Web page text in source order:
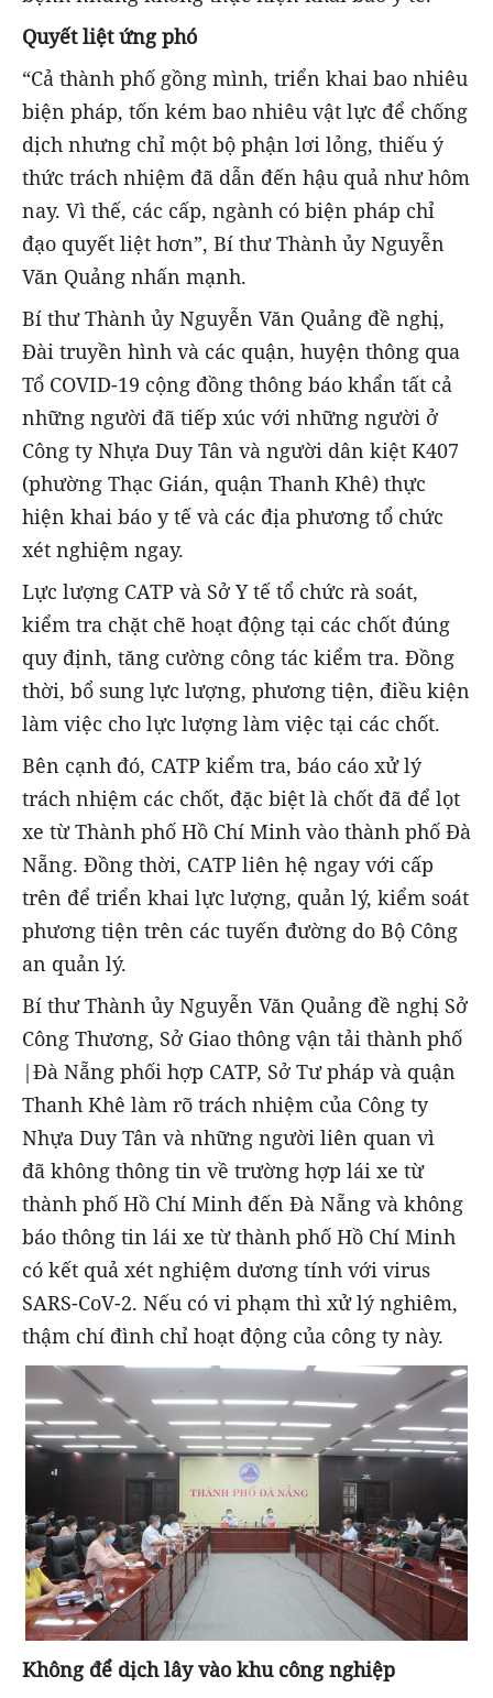
Quyết liệt ứng phó
“Cả thành phố gồng mình, triển khai bao nhiêu
biện pháp, tốn kém bao nhiêu vật lực để chống
dịch nhưng chỉ một bộ phận lơi lỏng, thiếu ý
thức trách nhiệm đã dẫn đến hậu quả như hôm
nay. Vì thế, các cấp, ngành có biện pháp chỉ
đạo quyết liệt hơn”, Bí thư Thành ủy Nguyễn
Văn Quảng nhấn mạnh.
Bí thư Thành ủy Nguyễn Văn Quảng đề nghị,
Đài truyền hình và các quận, huyện thông qua
Tổ COVID-19 cộng đồng thông báo khẩn tất cả
những người đã tiếp xúc với những người ở
Công ty Nhựa Duy Tân và người dân kiệt K407
(phường Thạc Gián, quận Thanh Khê) thực
hiện khai báo y tế và các địa phương tổ chức
xét nghiệm ngay.
Lực lượng CATP và Sở Y tế tổ chức rà soát,
kiểm tra chặt chẽ hoạt động tại các chốt đúng
quy định, tăng cường công tác kiểm tra. Đồng
thời, bổ sung lực lượng, phương tiện, điều kiện
làm việc cho lực lượng làm việc tại các chốt.
Bên cạnh đó, CATP kiểm tra, báo cáo xử lý
trách nhiệm các chốt, đặc biệt là chốt đã để lọt
xe từ Thành phố Hồ Chí Minh vào thành phố Đà
Nẵng. Đồng thời, CATP liên hệ ngay với cấp
trên để triển khai lực lượng, quản lý, kiểm soát
phương tiện trên các tuyến đường do Bộ Công
an quản lý.
Bí thư Thành ủy Nguyễn Văn Quảng đề nghị Sở
Công Thương, Sở Giao thông vận tải thành phố
|Đà Nẵng phối hợp CATP, Sở Tư pháp và quận
Thanh Khê làm rõ trách nhiệm của Công ty
Nhựa Duy Tân và những người liên quan vì
đã không thông tin về trường hợp lái xe từ
thành phố Hồ Chí Minh đến Đà Nẵng và không
báo thông tin lái xe từ thành phố Hồ Chí Minh
có kết quả xét nghiệm dương tính với virus
SARS-CoV-2. Nếu có vi phạm thì xử lý nghiêm,
thậm chí đình chỉ hoạt động của công ty này.
Không để dịch lây vào khu công nghiệp